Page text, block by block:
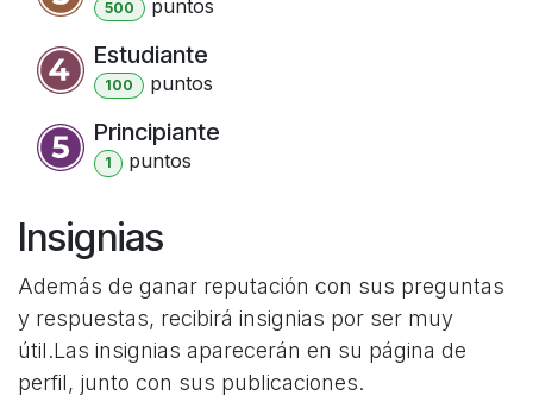
500 puntos
Estudiante
100 puntos
Principiante
1 puntos
Insignias
Además de ganar reputación con sus preguntas
y respuestas, recibirá insignias por ser muy
útil.Las insignias aparecerán en su página de
perfil, junto con sus publicaciones.